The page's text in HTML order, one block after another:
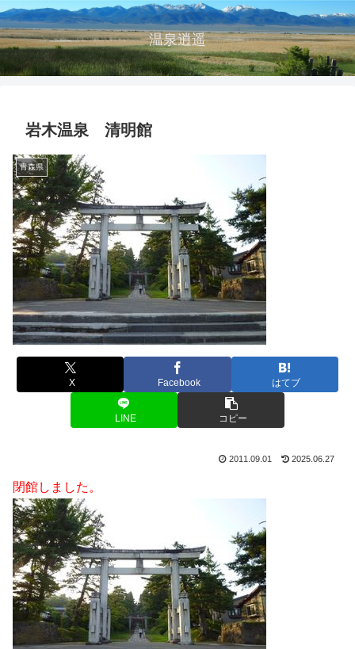
温泉逍遥
岩木温泉 清明館
青森県
X Facebook はてブ
LINE コピー
2011.09.01 2025.06.27
閉館しました。